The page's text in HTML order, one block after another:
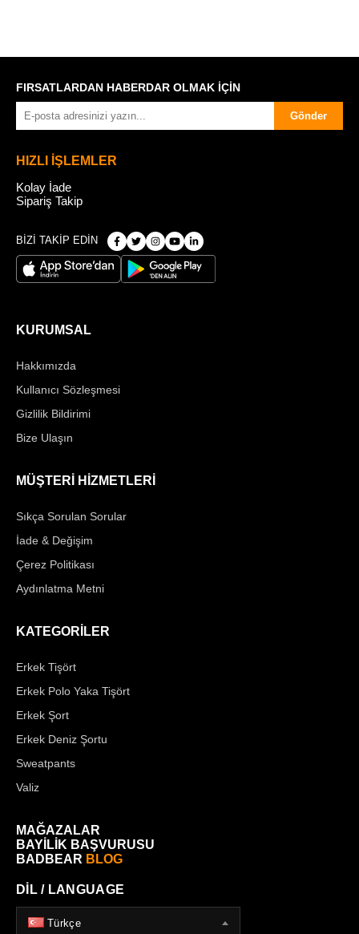
FIRSATLARDAN HABERDAR OLMAK İÇİN
Gönder
HIZLI İŞLEMLER
Kolay İade
Sipariş Takip
BİZİ TAKİP EDİN
KURUMSAL
Hakkımızda
Kullanıcı Sözleşmesi
Gizlilik Bildirimi
Bize Ulaşın
MÜŞTERİ HİZMETLERİ
Sıkça Sorulan Sorular
İade & Değişim
Çerez Politikası
Aydınlatma Metni
KATEGORİLER
Erkek Tişört
Erkek Polo Yaka Tişört
Erkek Şort
Erkek Deniz Şortu
Sweatpants
Valiz
MAĞAZALAR
BAYİLİK BAŞVURUSU
BADBEAR BLOG
DİL / LANGUAGE
Türkçe